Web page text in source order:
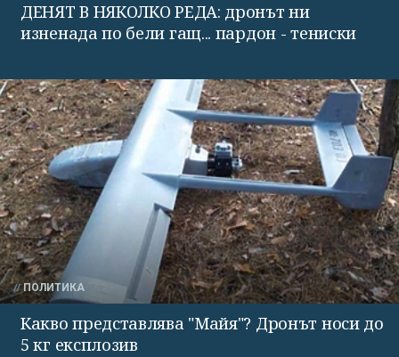
ДЕНЯТ В НЯКОЛКО РЕДА: дронът ни
изненада по бели гащ... пардон - тениски
ПОЛИТИКА
Какво представлява "Майя"? Дронът носи до
5 кг експлозив